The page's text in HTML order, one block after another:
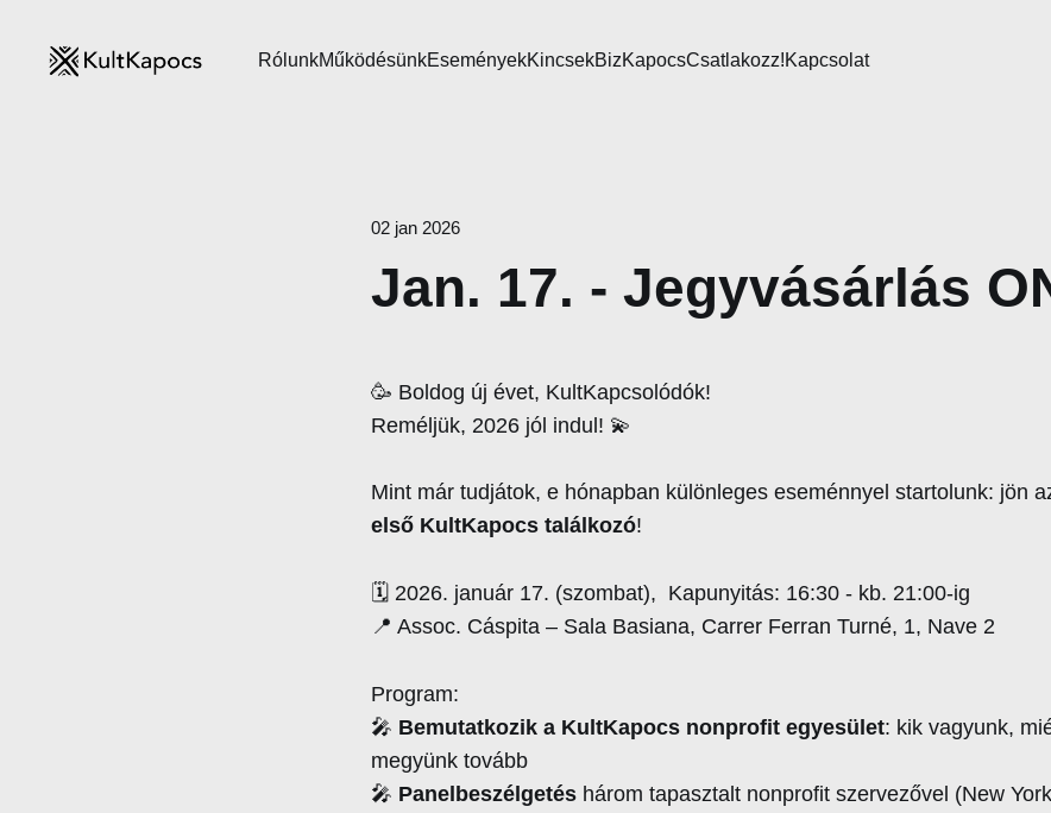
RólunkMűködésünkEseményekKincsekBizKapocsCsatlakozz!Kapcsolat
02 jan 2026
Jan. 17. - Jegyvásárlás
🥳 Boldog új évet, KultKapcsolódók!
Reméljük, 2026 jól indul! 💫
Mint már tudjátok, e hónapban különleges eseménnyel startolunk: jön
első KultKapocs találkozó!
🗓️ 2026. január 17. (szombat), Kapunyitás: 16:30 - kb. 21:00-ig
📍 Assoc. Cáspita – Sala Basiana, Carrer Ferran Turné, 1, Nave 2
Program:
🎤 Bemutatkozik a KultKapocs nonprofit egyesület: kik vagyunk,
megyünk tovább
🎤 Panelbeszélgetés három tapasztalt nonprofit szervezővel (New